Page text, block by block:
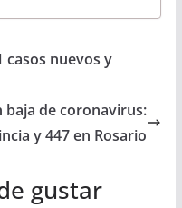
nuevos y
baja de coronavirus:
y 447 en Rosario
gustar